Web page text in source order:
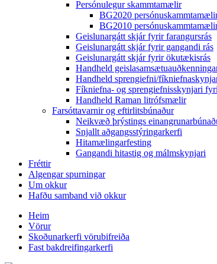
Persónulegur skammtamælir
BG2020
BG2010
Geislunargátt skjár fyrir farangursrás
Geislunargátt skjár fyrir gangandi rás
Geislunargátt skjár fyrir ökutækisrás
Handheld
Handheld sprengiefni/
Fíkniefna- og sprengiefnisskynjari
Handheld Raman litrófsmælir
Farsóttavarnir og eftirlitsbúnaður
Neikvæð þrýstings
Snjallt aðgangsstýringarkerfi
Hitamælingarfesting
Gangandi hitastig og málmskynjari
Fréttir
Algengar spurningar
Um okkur
Hafðu samband við okkur
Heim
Vörur
Skoðunarkerfi vörubifreiða
Fast bakdreifingarkerfi